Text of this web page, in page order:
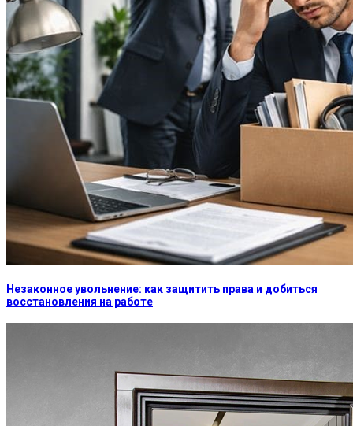
Незаконное увольнение: как защитить права и добиться
восстановления на работе